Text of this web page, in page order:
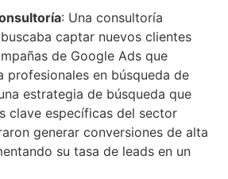
: Una consultoría
captar nuevos clientes
de Google Ads que
profesionales en búsqueda de
estrategia de búsqueda que
clave específicas del sector
generar conversiones de alta
su tasa de leads en un